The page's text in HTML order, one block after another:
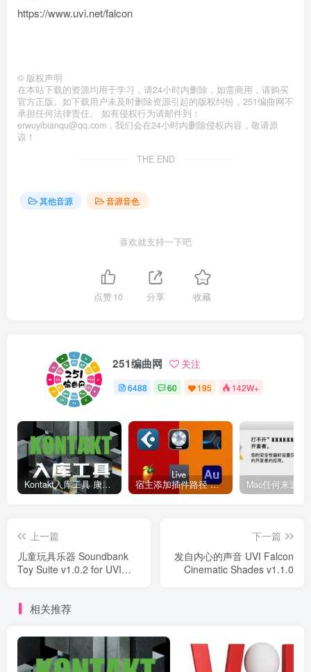
https://www.uvi.net/falcon
© 版权声明
在本站下载的资源均用于学习，请24小时内删除，如需商用，请购买
官方正版。如下载用户未及时删除资源引起的版权纠纷，251编曲网不
承担任何法律责任。 如有侵权行为请邮件到：
erwuyibianqu@qq.com，我们会在24小时内删除侵权内容，敬请原
谅！
THE END
其他音源 音源音色
喜欢就支持一下吧
点赞10 分享 收藏
251编曲网 关注
6488 60 195 142W+
Kontakt入库工具 康泰克入库教程 宿主添加插件路径 插件路径设置 VSTPlugins路径
上一篇
儿童玩具乐器 Soundbank
Toy Suite v1.0.2 for UVI
下一篇
发自内心的声音 UVI Falcon
Cinematic Shades v1.1.0
相关推荐